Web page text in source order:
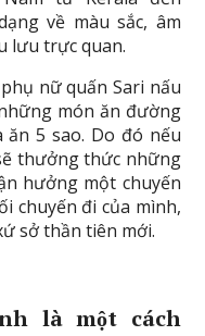
về màu sắc, âm
lưu trực quan.
nữ quấn Sari nấu
món ăn đường
5 sao. Do đó nếu
thưởng thức những
hưởng một chuyến
chuyến đi của mình,
sở thần tiên mới.
là một cách